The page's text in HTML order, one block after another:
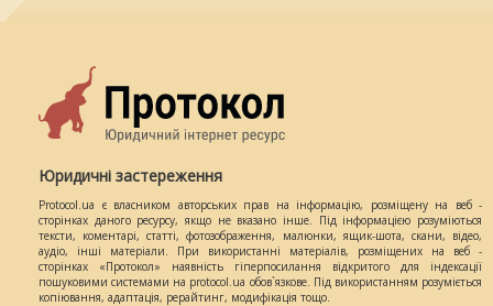
Юридичні застереження
Protocol.ua є власником авторських прав на інформацію, розміщену на веб -
сторінках даного ресурсу, якщо не вказано інше. Під інформацією розуміються
тексти, коментарі, статті, фотозображення, малюнки, ящик-шота, скани, відео,
аудіо, інші матеріали. При використанні матеріалів, розміщених на веб -
сторінках «Протокол» наявність гіперпосилання відкритого для індексації
пошуковими системами на protocol.ua обов`язкове. Під використанням розуміється
копіювання, адаптація, рерайтинг, модифікація тощо.